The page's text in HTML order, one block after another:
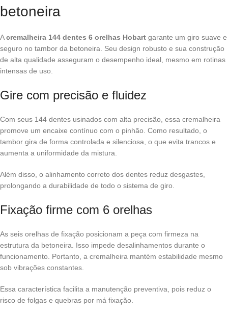
betoneira
Acremalheira 144 dentes 6 orelhas Hobart garante um giro suave e
seguro no tambor da betoneira. Seu design robusto e sua construção
de alta qualidade asseguram o desempenho ideal, mesmo em rotinas
intensas de uso.
Gire com precisão e fluidez
Com seus 144 dentes usinados com alta precisão, essa cremalheira
promove um encaixe contínuo com o pinhão. Como resultado, o
tambor gira de forma controlada e silenciosa, o que evita trancos e
aumenta a uniformidade da mistura.
Além disso, o alinhamento correto dos dentes reduz desgastes,
prolongando a durabilidade de todo o sistema de giro.
Fixação firme com 6 orelhas
As seis orelhas de fixação posicionam a peça com firmeza na
estrutura da betoneira. Isso impede desalinhamentos durante o
funcionamento. Portanto, a cremalheira mantém estabilidade mesmo
sob vibrações constantes.
Essa característica facilita a manutenção preventiva, pois reduz o
risco de folgas e quebras por má fixação.